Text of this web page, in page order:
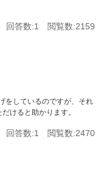
回答数:1 閲覧数:2159
をしているのですが、それ
けると助かります。
回答数:1 閲覧数:2470